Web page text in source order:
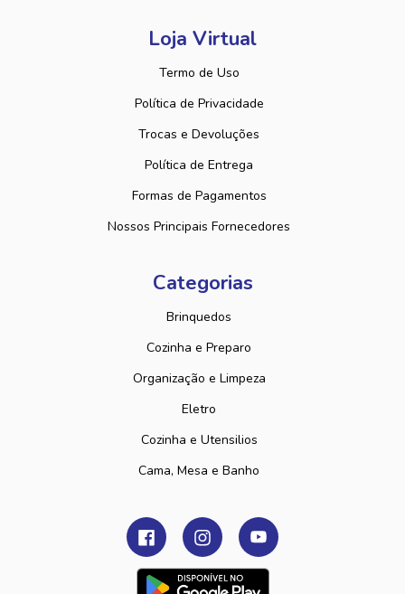
Loja Virtual
Termo de Uso
Política de Privacidade
Trocas e Devoluções
Política de Entrega
Formas de Pagamentos
Nossos Principais Fornecedores
Categorias
Brinquedos
Cozinha e Preparo
Organização e Limpeza
Eletro
Cozinha e Utensilios
Cama, Mesa e Banho